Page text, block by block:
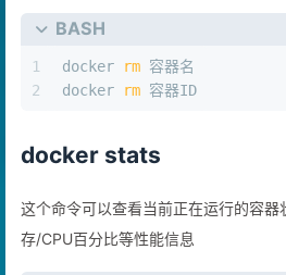
BASH
1
2
docker rm 容器名
docker
rm 容器ID
docker stats
这个命令可以查看当前正在运行的容器
存/CPU百分比等性能信息